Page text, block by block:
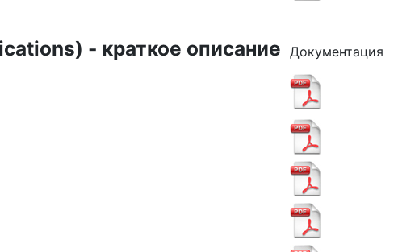
- краткое описание Документация